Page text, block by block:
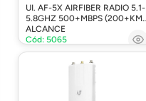
UI. AF-5X AIRFIBER RADIO 5.1-
5.8GHZ 500+MBPS (200+KM
ALCANCE
Cód: 5065